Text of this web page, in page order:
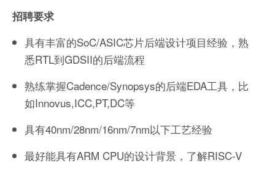
招聘要求
具有丰富的SoC/ASIC芯片后端设计项目经验，熟
悉RTL到GDSII的后端流程
熟练掌握Cadence/Synopsys的后端EDA工具，比
如Innovus,ICC,PT,DC等
具有40nm/28nm/16nm/7nm以下工艺经验
最好能具有ARM CPU的设计背景，了解RISC-V